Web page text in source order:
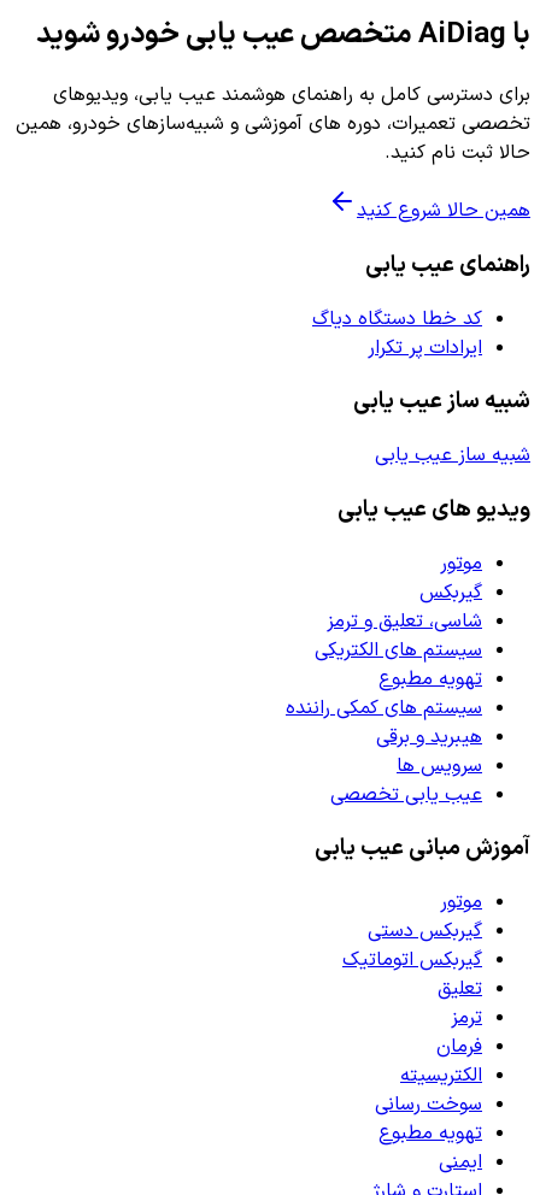
با AiDiag متخصص عیب یابی خودرو شوید
برای دسترسی کامل به راهنمای هوشمند عیب یابی، ویدیوهای
تخصصی تعمیرات، دوره های آموزشی و شبیه‌سازهای خودرو، همین
حالا ثبت نام کنید.
همین حالا شروع کنید
راهنمای عیب یابی
کد خطا دستگاه دیاگ
ایرادات پر تکرار
شبیه ساز عیب یابی
شبیه ساز عیب یابی
ویدیو های عیب یابی
موتور
گیربکس
شاسی، تعلیق و ترمز
سیستم های الکتریکی
تهویه مطبوع
سیستم های کمکی راننده
هیبرید و برقی
سرویس ها
عیب یابی تخصصی
آموزش مبانی عیب یابی
موتور
گیربکس دستی
گیربکس اتوماتیک
تعلیق
ترمز
فرمان
الکتریسیته
سوخت رسانی
تهویه مطبوع
ایمنی